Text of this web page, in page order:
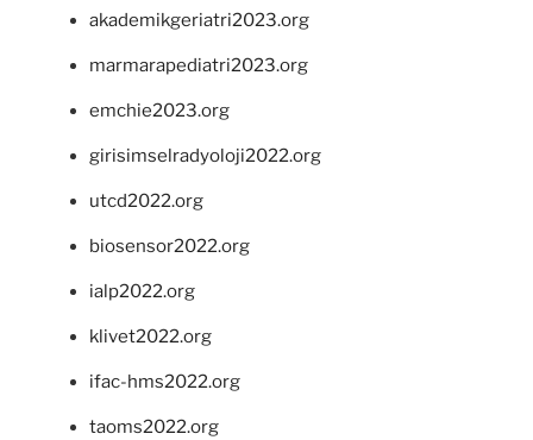
akademikgeriatri2023.org
marmarapediatri2023.org
emchie2023.org
girisimselradyoloji2022.org
utcd2022.org
biosensor2022.org
ialp2022.org
klivet2022.org
ifac-hms2022.org
taoms2022.org